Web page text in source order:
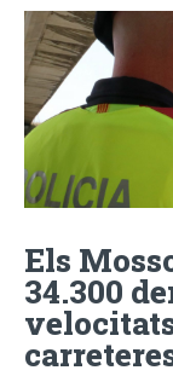
Els
34.300